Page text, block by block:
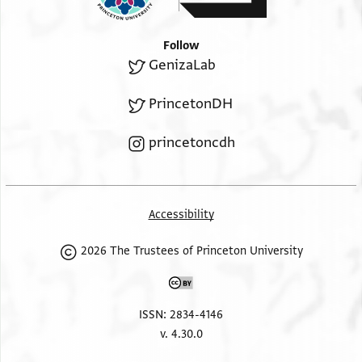
ובריר וטליתה בוגרת והי[א בר]שות נפשה וכבר דמניית
[...]ם אבוהי אפטרפוס [דילה] [[והיא ברשות עצמה]]
בכל מה דהוא עבד ב[עסקה] ברש[ו]תה ועל מימר פמה
[....... חס]לון ואתר[צון תר]ין אפייה [...]
[...............]ון [...]
Follow
GenizaLab
PrincetonDH
princetoncdh
Accessibility
2026 The Trustees of Princeton University
ISSN: 2834-4146
v. 4.30.0